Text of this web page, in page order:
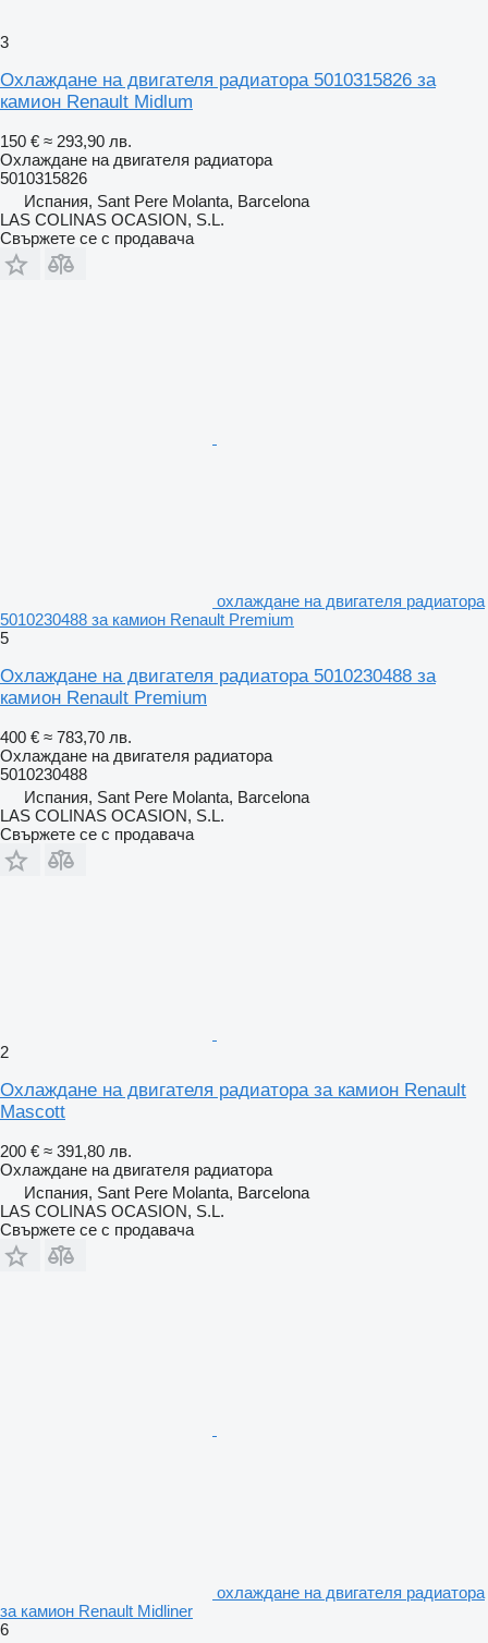
3
Охлаждане на двигателя радиатора 5010315826 за
камион Renault Midlum
150 € ≈ 293,90 лв.
Охлаждане на двигателя радиатора
5010315826
Испания, Sant Pere Molanta, Barcelona
LAS COLINAS OCASION, S.L.
Свържете се с продавача
охлаждане на двигателя радиатора
5010230488 за камион Renault Premium
5
Охлаждане на двигателя радиатора 5010230488 за
камион Renault Premium
400 € ≈ 783,70 лв.
Охлаждане на двигателя радиатора
5010230488
Испания, Sant Pere Molanta, Barcelona
LAS COLINAS OCASION, S.L.
Свържете се с продавача
2
Охлаждане на двигателя радиатора за камион Renault
Mascott
200 € ≈ 391,80 лв.
Охлаждане на двигателя радиатора
Испания, Sant Pere Molanta, Barcelona
LAS COLINAS OCASION, S.L.
Свържете се с продавача
охлаждане на двигателя радиатора
за камион Renault Midliner
6